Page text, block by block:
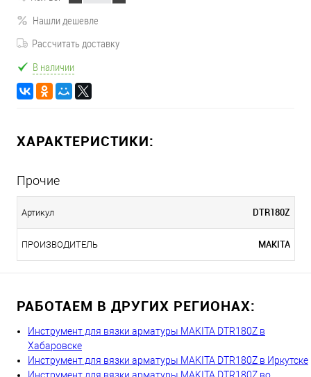
Нашли дешевле
Рассчитать доставку
В наличии
ХАРАКТЕРИСТИКИ:
Прочие
Артикул DTR180Z
ПРОИЗВОДИТЕЛЬ MAKITA
РАБОТАЕМ В ДРУГИХ РЕГИОНАХ:
Инструмент для вязки арматуры MAKITA DTR180Z в
Хабаровске
Инструмент для вязки арматуры MAKITA DTR180Z в Иркутске